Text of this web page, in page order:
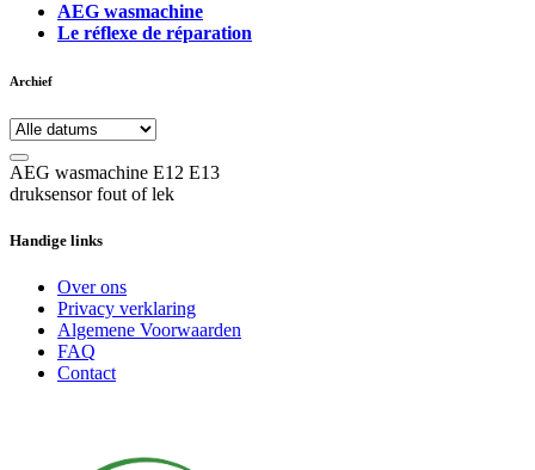
AEG wasmachine
Le réflexe de réparation
Archief
AEG wasmachine E12 E13
druksensor fout of lek
Handige links
Over ons
Privacy verklaring
Algemene Voorwaarden
FAQ
Contact